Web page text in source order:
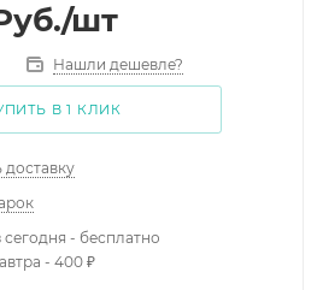
/шт
Нашли дешевле?
В 1 КЛИК
доставку
- бесплатно
- 400 ₽